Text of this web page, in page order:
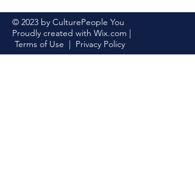
© 2023 by CulturePeople You
Proudly created with Wix.com |
Terms of Use | Privacy Policy